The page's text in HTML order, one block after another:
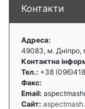
Контакти
Адреса:
49083, м. Дніпро,
Контактна
Тел.: +38
Факс:
Email:
Сайт: